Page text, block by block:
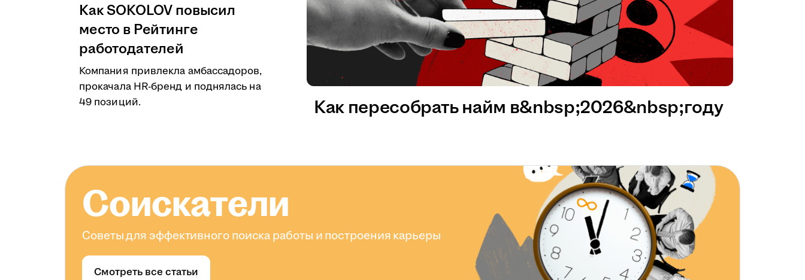
Как SOKOLOV повысил
место в Рейтинге
работодателей
Компания привлекла амбассадоров,
прокачала HR-бренд и поднялась на
49 позиций.
Как пересобрать найм в&nbsp;2026&nbsp;году
Соискатели
Советы для эффективного поиска работы и построения карьеры
Смотреть все статьи